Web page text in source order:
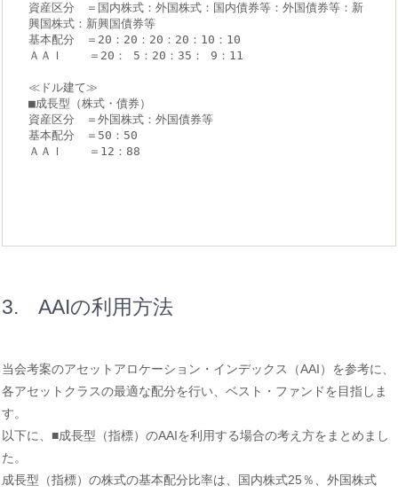
資産区分　＝国内株式：外国株式：国内債券等：外国債券等：新
興国株式：新興国債券等
基本配分　＝20：20：20：20：10：10
ＡＡＩ　  ＝20： 5：20：35： 9：11
≪ドル建て≫
■成長型（株式・債券）
資産区分　＝外国株式：外国債券等
基本配分　＝50：50
ＡＡＩ　  ＝12：88
3. AAIの利用方法
当会考案のアセットアロケーション・インデックス（AAI）を参考に、
各アセットクラスの最適な配分を行い、ベスト・ファンドを目指しま
す。
以下に、■成長型（指標）のAAIを利用する場合の考え方をまとめまし
た。
成長型（指標）の株式の基本配分比率は、国内株式25％、外国株式